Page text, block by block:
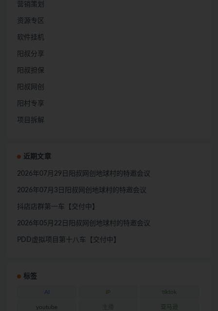
营销策划
资源专区
软件挂机
阳叔分享
阳叔担保
阳叔网创
阳村专享
项目拆解
近期文章
2026年07月29日阳叔网创地球村的特邀会议
2026年07月3日阳叔网创地球村的特邀会议
抖店店群第一车【交付中】
2026年05月22日阳叔网创地球村的特邀会议
PDD虚拟项目第十八车【交付中】
标签
AI IP tiktok
youtube 亚马逊